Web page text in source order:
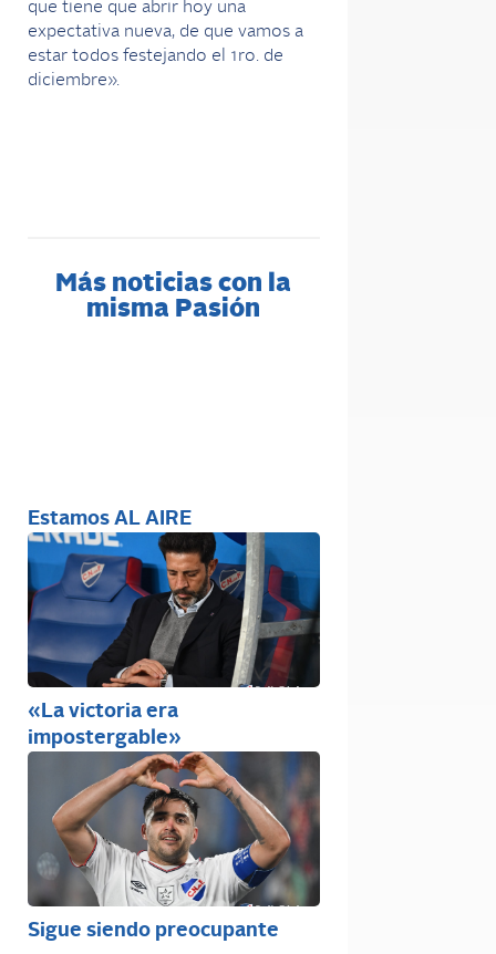
que tiene que abrir hoy una
expectativa nueva, de que vamos a
estar todos festejando el 1ro. de
diciembre».
Más noticias con la
misma Pasión
Estamos AL AIRE
«La victoria era
impostergable»
Sigue siendo preocupante